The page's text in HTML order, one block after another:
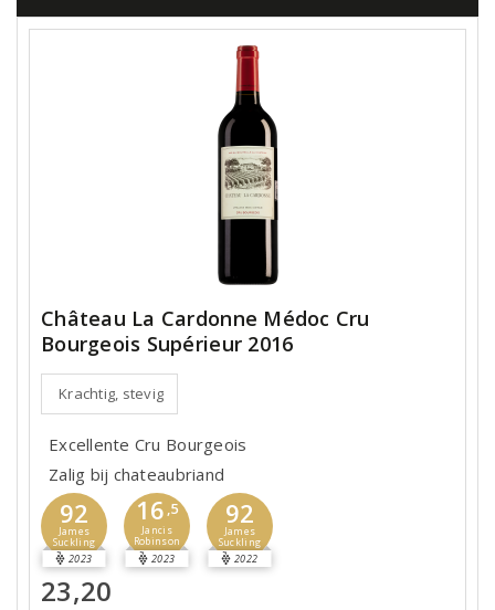
Château La Cardonne Médoc Cru
Bourgeois Supérieur 2016
Krachtig, stevig
Excellente Cru Bourgeois
Zalig bij chateaubriand
92
James
Suckling
2023
16 ,5
Jancis
Robinson
2023
92
James
Suckling
2022
23,20